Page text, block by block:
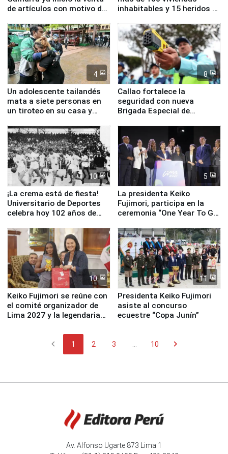
de artículos con motivo de
inhabitables y 15 heridos en
4
Un adolescente tailandés
mata a siete personas en
un tiroteo en su casa y
8
Callao fortalece la
seguridad con nueva
Brigada Especial de
equipamiento para
Serenazgo
10
¡La crema está de fiesta!
Universitario de Deportes
celebra hoy 102 años de
5
La presidenta Keiko
Fujimori, participa en la
ceremonia “One Year To Go
10
Keiko Fujimori se reúne con
el comité organizador de
Lima 2027 y la legendaria
11
Presidenta Keiko Fujimori
asiste al concurso
ecuestre “Copa Junín”
chevron_left 1 2 3 10 chevron_right
Av. Alfonso Ugarte 873 Lima 1